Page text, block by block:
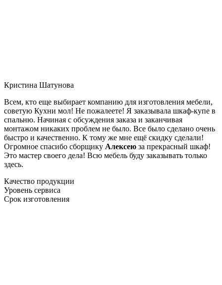
Кристина Шатунова
Всем, кто еще выбирает компанию для изготовления мебели,
советую Кухни мол! Не пожалеете! Я заказывала шкаф-купе в
спальню. Начиная с обсуждения заказа и заканчивая
монтажом никаких проблем не было. Все было сделано очень
быстро и качественно. К тому же мне ещё скидку сделали!
Огромное спасибо сборщику Алексею за прекрасный шкаф!
Это мастер своего дела! Всю мебель буду заказывать только
здесь.
Качество продукции
Уровень сервиса
Срок изготовления